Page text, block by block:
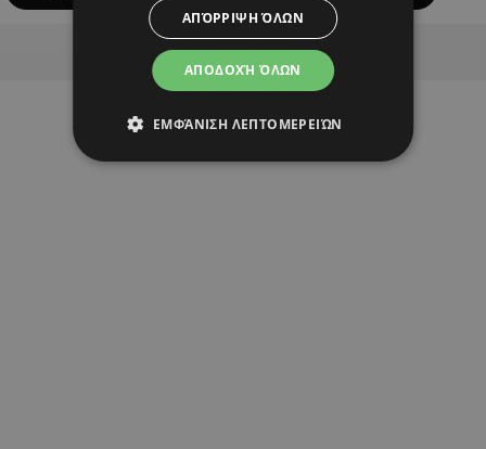
Advertisement
ΑΠΟΔΟΧΉ ΌΛΩΝ
ΑΠΌΡΡΙΨΗ ΌΛΩΝ
ΕΜΦΆΝΙΣΗ ΛΕΠΤΟΜΕΡΕΙΏΝ